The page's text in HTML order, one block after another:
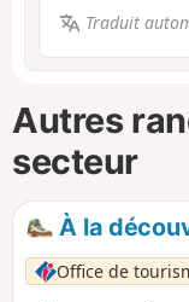
Traduit
Autres
secteur
À la
Office de